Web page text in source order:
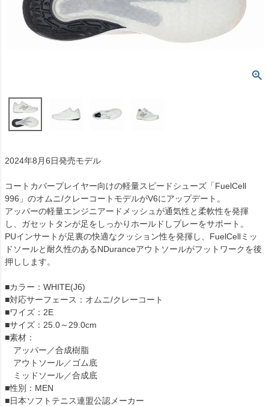
2024年8月6日発売モデル
コートカバープレイヤー向けの軽量スピードシューズ「FuelCell
996」のオムニ/クレーコートモデルがV6にアップデート。
アッパーの軽量エンジニアードメッシュが通気性と柔軟性を発揮
し、ガセットタンが足をしっかりホールドしプレーをサポート。
PUインサートが足裏の快適なクッション性を発揮し、FuelCellミッ
ドソールと耐久性のあるNDuranceアウトソールがフットワークを後
押しします。
■カラー：WHITE(J6)
■対応サーフェース：オムニ/クレーコート
■ワイズ：2E
■サイズ：25.0～29.0cm
■素材：
アッパー／合成樹脂
アウトソール／ゴム底
ミッドソール／合成底
■性別：MEN
■日本ソフトテニス連盟公認メーカー